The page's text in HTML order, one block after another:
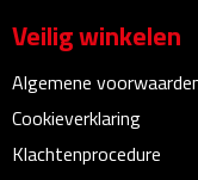
Rijbewijs- &
USB autoladers
Veilig winkelen
Algemene
Cookieverklaring
Klachtenprocedure